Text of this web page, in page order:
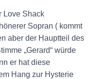
Love Shack
Sopran ( kommt
aber der Hauptteil des
„Gerard“ würde
er hat diese
Hang zur Hysterie